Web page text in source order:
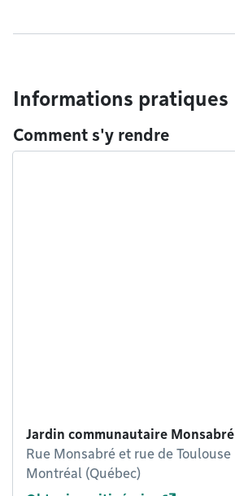
Informations pratiques
Comment s'y rendre
Jardin communautaire Monsabré
Rue Monsabré et rue de Toulouse
Montréal (Québec)